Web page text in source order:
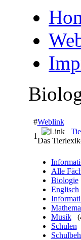
#Weblink
1
Das
Alle
Biologie
Englisch
Musik
Schulen